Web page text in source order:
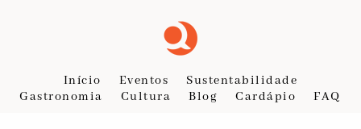
Início Eventos
Sustentabilidade
Gastronomia
Cultura Blog Cardápio FAQ